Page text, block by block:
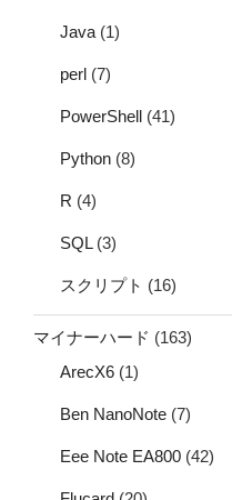
Java (1)
perl (7)
PowerShell (41)
Python (8)
R (4)
SQL(3)
スクリプト (16)
マイナーハード (163)
ArecX6 (1)
Ben NanoNote (7)
Eee Note EA800 (42)